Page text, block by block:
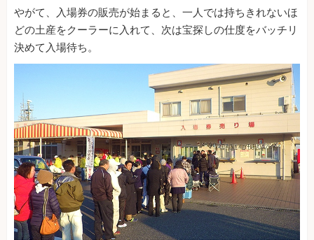
やがて、入場券の販売が始まると、一人では持ちきれないほ
どの土産をクーラーに入れて、次は宝探しの仕度をバッチリ
決めて入場待ち。